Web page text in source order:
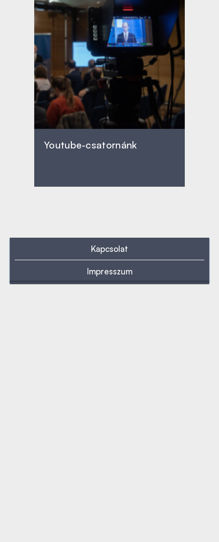
Youtube-csatornánk
Kapcsolat
Impresszum